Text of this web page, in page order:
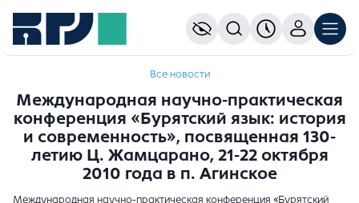
Все новости
Международная научно-практическая
конференция «Бурятский язык: история
и современность», посвященная 130-
летию Ц. Жамцарано, 21-22 октября
2010 года в п. Агинское
Международная научно-практическая конференция «Бурятский